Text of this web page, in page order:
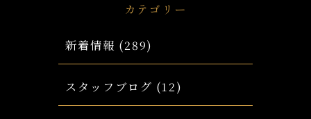
カテゴリー
新着情報 (289)
スタッフブログ (12)